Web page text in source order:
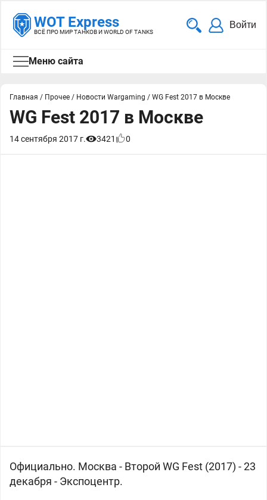
WOT Express
ВСЁ ПРО МИР ТАНКОВ И WORLD OF TANKS
Войти
Меню сайта
Главная / Прочее / Новости Wargaming / WG Fest 2017 в Москве
WG Fest 2017 в Москве
14 сентября 2017 г. 3421 0
Официально. Москва - Второй WG Fest (2017) - 23
декабря - Экспоцентр.